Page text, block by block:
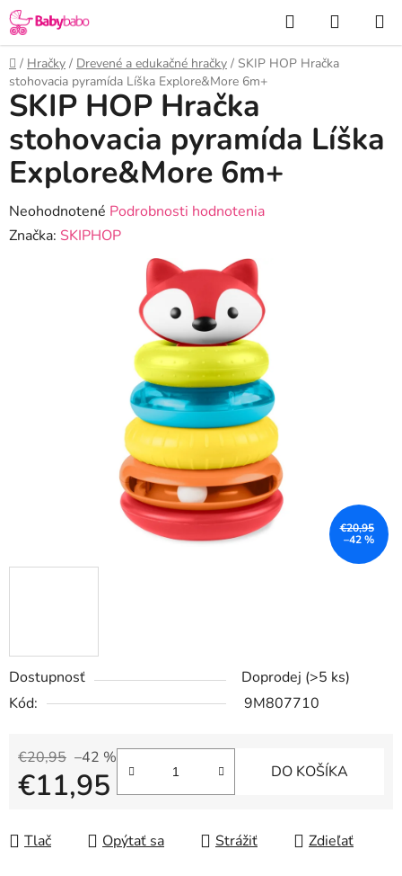
Prejsť
na
obsah
Hľadať
KOŠÍK
Domov
/ Hračky / Drevené a edukačné hračky / SKIP HOP Hračka
stohovacia pyramída Líška Explore&More 6m+
Dostupnosť Doprodej (>5 ks)
Kód:
9M807710
€20,95 –42 %
€11,95 DO KOŠÍKA
Tlač Opýtať sa Strážiť Zdieľať
SKIP HOP Hračka
stohovacia pyramída Líška
Explore&More 6m+
Priemerné
hodnotenie
Neohodnotené Podrobnosti hodnotenia
Značka: SKIPHOP
€20,95
–42 %